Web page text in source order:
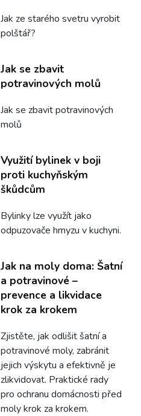
Jak ze starého svetru vyrobit
polštář?
Jak se zbavit
potravinových molů
Jak se zbavit potravinových
molů
Využití bylinek v boji
proti kuchyňským
škůdcům
Bylinky lze využít jako
odpuzovače hmyzu v kuchyni.
Jak na moly doma: Šatní
a potravinové –
prevence a likvidace
krok za krokem
Zjistěte, jak odlišit šatní a
potravinové moly, zabránit
jejich výskytu a efektivně je
zlikvidovat. Praktické rady
pro ochranu domácnosti před
moly krok za krokem.